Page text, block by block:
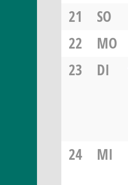
21
SO
22
MO
23
DI
24 MI